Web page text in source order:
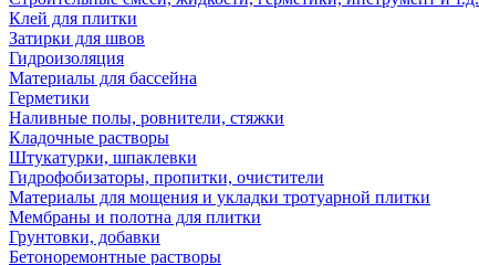
Клей для плитки
Затирки для швов
Гидроизоляция
Материалы для бассейна
Герметики
Наливные полы, ровнители, стяжки
Кладочные растворы
Штукатурки, шпаклевки
Гидрофобизаторы, пропитки, очистители
Материалы для мощения и укладки тротуарной плитки
Мембраны и полотна для плитки
Грунтовки, добавки
Бетоноремонтные растворы